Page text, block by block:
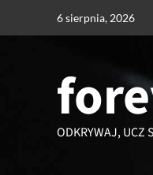
6 sierpnia, 2026
ODKRYWAJ, UCZ